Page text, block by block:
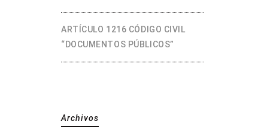
ARTÍCULO 1216 CÓDIGO CIVIL
“DOCUMENTOS PÚBLICOS”
Archivos